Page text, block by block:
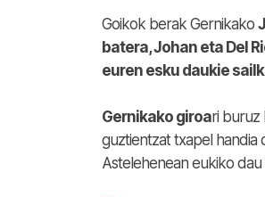
Goikok berak Gernikako
batera, Johan eta Del
euren esku daukie
Gernikako giroari buruz
guztientzat txapel handia
Astelehenean eukiko dau